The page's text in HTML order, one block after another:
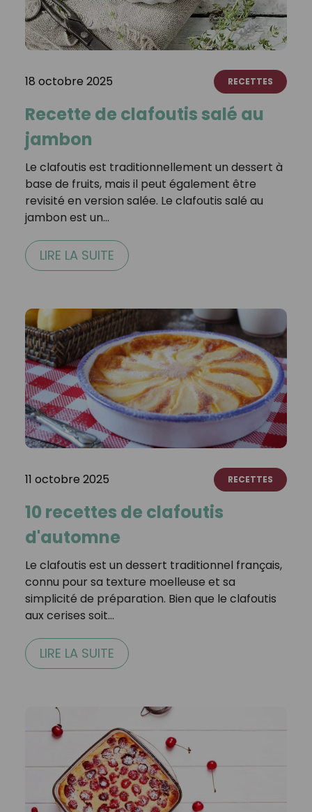
18 octobre 2025 RECETTES
Recette de clafoutis salé au
jambon
Le clafoutis est traditionnellement un dessert à
base de fruits, mais il peut également être
revisité en version salée. Le clafoutis salé au
jambon est un…
LIRE LA SUITE
11 octobre 2025 RECETTES
10 recettes de clafoutis
d'automne
Le clafoutis est un dessert traditionnel français,
connu pour sa texture moelleuse et sa
simplicité de préparation. Bien que le clafoutis
aux cerises soit…
LIRE LA SUITE